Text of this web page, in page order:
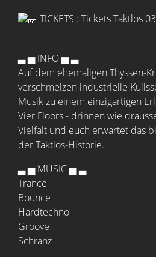
- - - - - - - - - - - - - - - - - - - - - - - - -
TICKETS : Tickets Taktlos
- - - - - - - - - - - - - - - - - - - - - - - - -
▃ ▅ INFO ▅ ▃
Auf dem ehemaligen Thyssen-
verschmelzen industrielle
Musik zu einem einzigartigen
Vier Floors - drinnen wie
Vielfalt und euch erwartet das
der Taktlos-Historie.
▃ ▅ MUSIC ▅ ▃
Trance
Bounce
Hardtechno
Groove
Schranz